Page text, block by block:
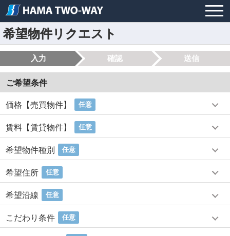
希望物件リクエスト
入力 確認 送信
ご希望条件
価格【売買物件】 任意
賃料【賃貸物件】 任意
希望物件種別 任意
希望住所 任意
希望沿線 任意
こだわり条件 任意